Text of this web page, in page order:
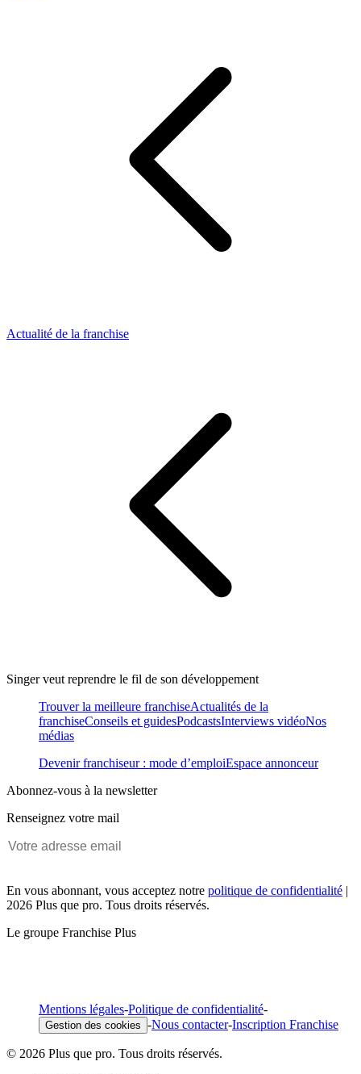
Actualité de la franchise
Singer veut reprendre le fil de son développement
Trouver la meilleure franchiseActualités de la
franchiseConseils et guidesPodcastsInterviews vidéoNos
médias
Devenir franchiseur : mode d’emploiEspace annonceur
Abonnez-vous à la newsletter
Renseignez votre mail
En vous abonnant, vous acceptez notre politique de confidentialité
2026 Plus que pro. Tous droits réservés.
Le groupe Franchise Plus
Mentions légales-Politique de confidentialité-
Gestion des cookies -Nous contacter-Inscription Franchise
© 2026 Plus que pro. Tous droits réservés.